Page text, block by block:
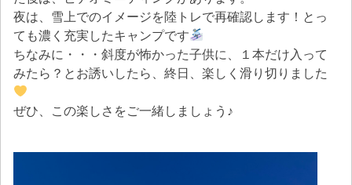
夜は、雪上でのイメージを陸トレで再確認します！とっ
ても濃く充実したキャンプです
ちなみに・・・斜度が怖かった子供に、１本だけ入って
みたら？とお誘いしたら、終日、楽しく滑り切りました
ぜひ、この楽しさをご一緒しましょう♪